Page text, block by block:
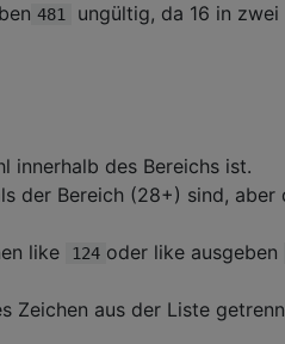
481
ungültig, da 16 in zwei
innerhalb des Bereichs ist.
der Bereich (28+) sind, aber
like
124 oder like ausgeben
Zeichen aus der Liste